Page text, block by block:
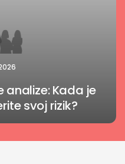
analize: Kada je
svoj rizik?